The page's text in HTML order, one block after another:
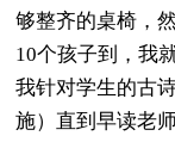
够整齐的桌椅，
10个孩子到，我
我针对学生的古
施）直到早读老